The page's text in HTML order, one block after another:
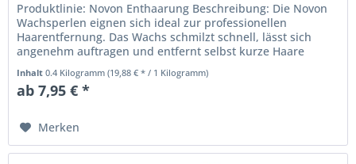
Produktlinie: Novon Enthaarung Beschreibung: Die Novon
Wachsperlen eignen sich ideal zur professionellen
Haarentfernung. Das Wachs schmilzt schnell, lässt sich
angenehm auftragen und entfernt selbst kurze Haare
gründlich und sanft. Es...
Inhalt0.4 Kilogramm(19,88 € * / 1 Kilogramm)
ab 7,95 € *
Merken